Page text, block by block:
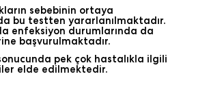
sebebinin ortaya
bu testten yararlanılmaktadır.
enfeksiyon durumlarında da
başvurulmaktadır.
pek çok hastalıkla ilgili
elde edilmektedir.